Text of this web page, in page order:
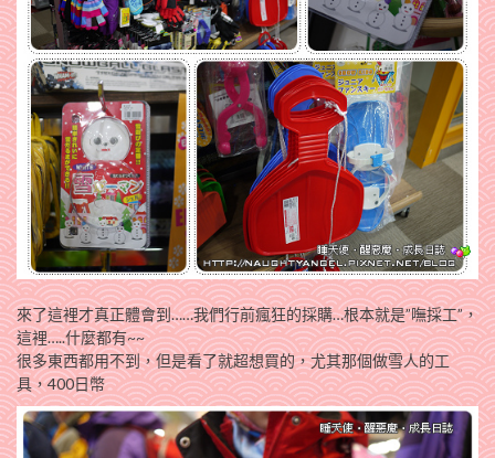
來了這裡才真正體會到……我們行前瘋狂的採購…根本就是”嘸採工”，
這裡…..什麼都有~~
很多東西都用不到，但是看了就超想買的，尤其那個做雪人的工
具，400日幣